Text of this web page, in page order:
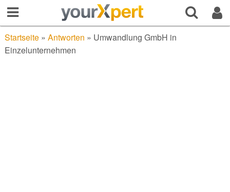
Startseite» Antworten » Umwandlung GmbH in
Einzelunternehmen